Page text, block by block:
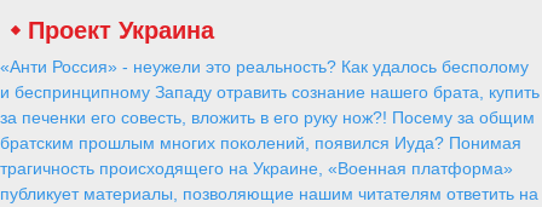
Проект Украина
«Анти Россия» - неужели это реальность? Как удалось бесполому
и беспринципному Западу отравить сознание нашего брата, купить
за печенки его совесть, вложить в его руку нож?! Посему за общим
братским прошлым многих поколений, появился Иуда? Понимая
трагичность происходящего на Украине, «Военная платформа»
публикует материалы, позволяющие нашим читателям ответить на